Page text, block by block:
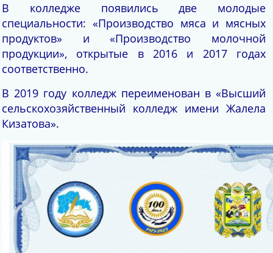
В колледже появились две молодые
специальности: «Производство мяса и мясных
продуктов» и «Производство молочной
продукции», открытые в 2016 и 2017 годах
соответственно.
В 2019 году колледж переименован в «Высший
сельскохозяйственный колледж имени Жалела
Кизатова».